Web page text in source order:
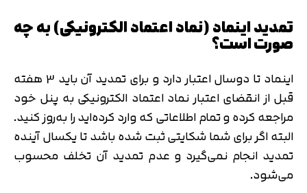
تمدید اینماد (نماد اعتماد الکترونیکی) به‌ چه‌
صورت است؟
اینماد تا دوسال اعتبار دارد و برای تمدید آن باید 3 هفته
قبل از انقضای اعتبار نماد اعتماد الکترونیکی به پنل خود
مراجعه کرده و تمام اطلاعاتی که وارد کرده‌اید را به‌روز کنید.
البته اگر برای شما شکایتی ثبت شده‌ باشد تا یکسال آینده
تمدید انجام نمی‌گیرد و عدم تمدید آن تخلف محسوب
می‌شود.